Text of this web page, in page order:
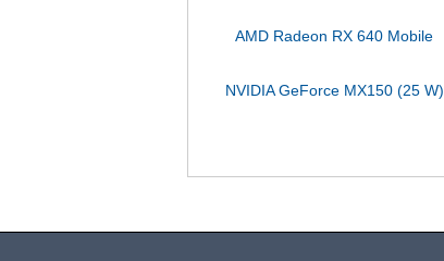
AMD Radeon RX 640 Mobile
NVIDIA GeForce MX150 (25 W)